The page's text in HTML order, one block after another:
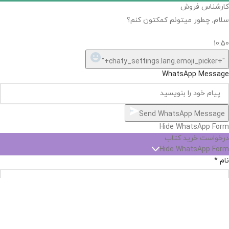
کارشناس فروش
سلام, چطور میتونم کمکتون کنم؟
10:50
"+chaty_settings.lang.emoji_picker+"
WhatsApp Message
Send WhatsApp Message
Hide WhatsApp Form
درخواست خرید کتاب
Hide WhatsApp Form
نام *